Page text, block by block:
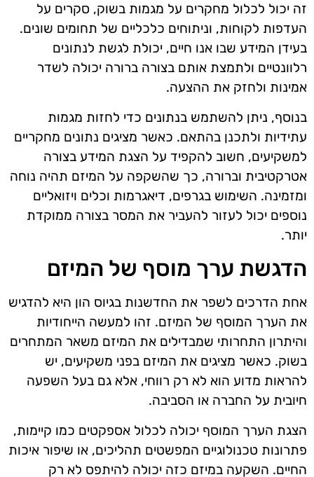
זה יכול לכלול מחקרים על מגמות בשוק, סקרים על
העדפות לקוחות, וניתוחים כלכליים של תחומים שונים.
בעידן המידע שבו אנו חיים, יכולת לגשת לנתונים
רלוונטיים ולתמצת אותם בצורה ברורה יכולה לשדר
אמינות ולחזק את ההצעה.
בנוסף, ניתן להשתמש בנתונים כדי לחזות מגמות
עתידיות ולתכנן בהתאם. כאשר מציגים נתונים מחקריים
למשקיעים, חשוב להקפיד על הצגת המידע בצורה
אטרקטיבית וברורה, כך שהשקפה על המיזם תהיה נוחה
ומזמינה. השימוש בגרפים, דיאגרמות וכלים ויזואליים
נוספים יכול לעזור להעביר את המסר בצורה ממוקדת
יותר.
הדגשת ערך מוסף של המיזם
אחת הדרכים לשפר את החדשנות בגיוס הון היא להדגיש
את הערך המוסף של המיזם. זהו למעשה הייחודיות
והיתרון התחרותי שמבדילים את המיזם משאר המתחרים
בשוק. כאשר מציגים את המיזם בפני משקיעים, יש
להראות מדוע הוא לא רק רווחי, אלא גם בעל השפעה
חיובית על החברה או הסביבה.
הצגת הערך המוסף יכולה לכלול אספקטים כמו קיימות,
פתרונות טכנולוגיים המפשטים תהליכים, או שיפור איכות
החיים. השקעה במיזם כזה יכולה להיתפס לא רק